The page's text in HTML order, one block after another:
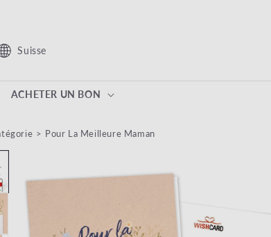
Suisse
ACHETER UN BON
> Pour La Meilleure Maman
INFORMATIONS PRODUITS